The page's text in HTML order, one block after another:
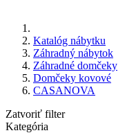
Katalóg nábytku
Záhradný nábytok
Záhradné domčeky
Domčeky kovové
CASANOVA
Zatvoriť filter
Kategória